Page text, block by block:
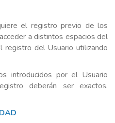
el registro previo de los
a distintos espacios del
registro del Usuario utilizando
introducidos por el Usuario
deberán ser exactos,